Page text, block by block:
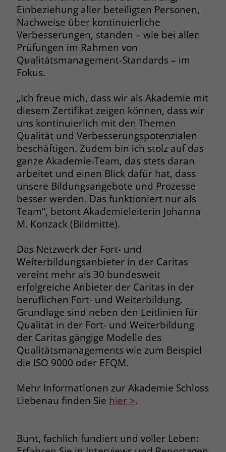
Einbeziehung aller beteiligten Personen,
Nachweise über kontinuierliche
Verbesserungen, standen – wie bei allen
Prüfungen im Rahmen von
Qualitätsmanagement-Standards – im
Fokus.
„Ich freue mich, dass wir als Akademie mit
diesem Zertifikat zeigen können, dass wir
uns kontinuierlich mit den Themen
Qualität und Verbesserungspotenzialen
beschäftigen. Zudem bin ich stolz auf das
ganze Akademie-Team, das stets daran
arbeitet und einen Blick dafür hat, dass
unsere Bildungsangebote und Prozesse
besser werden. Das funktioniert nur als
Team“, betont Akademieleiterin Johanna
M. Konzack (Bildmitte).
Das Netzwerk der Fort- und
Weiterbildungsanbieter in der Caritas
vereint mehr als 30 bundesweit
erfolgreiche Anbieter der Caritas in der
beruflichen Fort- und Weiterbildung.
Grundlage sind neben den Leitlinien für
Qualität in der Fort- und Weiterbildung
der Caritas gängige Modelle des
Qualitätsmanagements wie zum Beispiel
die ISO 9000 oder EFQM.
Mehr Informationen zur Akademie Schloss
Liebenau finden Sie hier >.
Bunt, fachlich fundiert und voller Leben:
Name PHPSESSID
Anbieter stiftung-liebenau.de
Laufzeit Session
Zweck
allen Seitenanfragen bei.
Name cookie_optin
Anbieter www.stiftung-liebenau.de
Laufzeit 1 Monat
Zweck
Behält die Zustimmung des Benutzers
zum Cookie Opt-In
Anbieter .fonts.net
Laufzeit 30 Minuten
Zweck
This cookie, set by Cloudflare, is used to
support Cloudflare Bot Management.
Name JSessionID
Laufzeit Session
Zweck
Browsers und die Einstellungen
exklusiv für diese Website zu speichern.
Dadurch wird gewährleistet, dass
Aktionen, die bei späteren Besuchen
derselben Website durchgeführt
werden, mit derselben
Name _clsk
Anbieter www.clarity.ms
Laufzeit 1 Jahr
Zweck
Microsoft Clarity setzt dieses Cookie,
um die Seitenaufrufe eines Benutzers
zu speichern und in einer einzigen
Sitzungsaufzeichnung
zusammenzufassen.
Name _gcl_au
Anbieter Google Ads
Laufzeit 90 Tage
Zweck Enthält eine zufallsgenerierte User-ID.
Name _gcl_aw
Anbieter Google Ads
Laufzeit 90 Tage
Werbeanzeige auf die Website gelangt.
Es enthält Informationen darüber,